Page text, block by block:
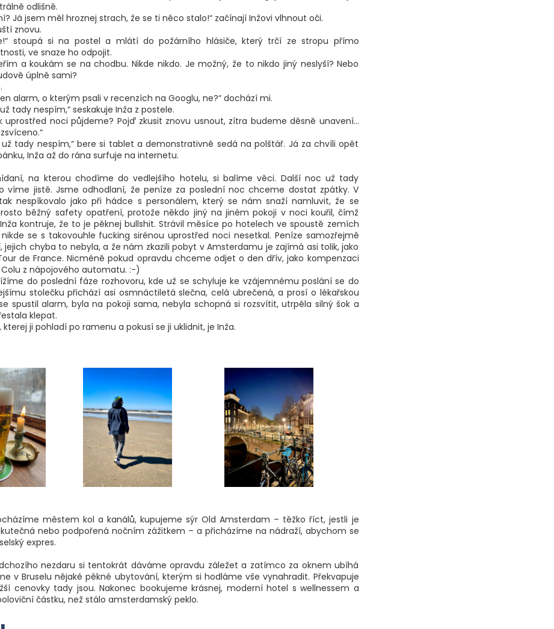
odlišně.
Já jsem měl hroznej strach, že se ti něco stalo!“ začínají Inžovi vlhnout oči.
znovu.
stoupá si na postel a mlátí do požárního hlásiče, který trčí ze stropu přímo
ve snaze ho odpojit.
a koukám se na chodbu. Nikde nikdo. Je možný, že to nikdo jiný neslyší? Nebo
úplně sami?
alarm, o kterým psali v recenzích na Googlu, ne?“ dochází mi.
tady nespím,“ seskakuje Inža z postele.
uprostřed noci půjdeme? Pojď zkusit znovu usnout, zítra budeme děsně unavení...
už tady nespím,“ bere si tablet a demonstrativně sedá na polštář. Já za chvíli opět
Inža až do rána surfuje na internetu.
na kterou chodíme do vedlejšího hotelu, si balíme věci. Další noc už tady
víme jistě. Jsme odhodlaní, že peníze za poslední noc chceme dostat zpátky. V
nespíkovalo jako při hádce s personálem, který se nám snaží namluvit, že se
běžný safety opatření, protože někdo jiný na jiném pokoji v noci kouřil, čímž
kontruje, že to je pěknej bullshit. Strávil měsíce po hotelech ve spoustě zemích
se s takovouhle fucking sirénou uprostřed noci nesetkal. Peníze samozřejmě
chyba to nebyla, a že nám zkazili pobyt v Amsterdamu je zajímá asi tolik, jako
de France. Nicméně pokud opravdu chceme odjet o den dřív, jako kompenzaci
z nápojového automatu. :-)
do poslední fáze rozhovoru, kde už se schyluje ke vzájemnému poslání se do
stolečku přichází asi osmnáctiletá slečna, celá ubrečená, a prosí o lékařskou
spustil alarm, byla na pokoji sama, nebyla schopná si rozsvítit, utrpěla silný šok a
klepat.
kterej ji pohladí po ramenu a pokusí se ji uklidnit, je Inža.
městem kol a kanálů, kupujeme sýr Old Amsterdam – těžko říct, jestli je
nebo podpořená nočním zážitkem – a přicházíme na nádraží, abychom se
expres.
nezdaru si tentokrát dáváme opravdu záležet a zatímco za oknem ubíhá
v Bruselu nějaké pěkné ubytování, kterým si hodláme vše vynahradit. Překvapuje
cenovky tady jsou. Nakonec bookujeme krásnej, moderní hotel s wellnessem a
poloviční částku, než stálo amsterdamský peklo.